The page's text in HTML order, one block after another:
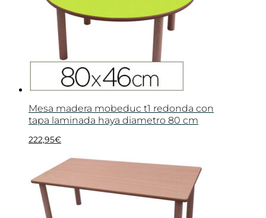
Mesa madera mobeduc t1 redonda con
tapa laminada haya diametro 80 cm
222,95€